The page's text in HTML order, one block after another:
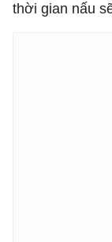
thời gian nấu